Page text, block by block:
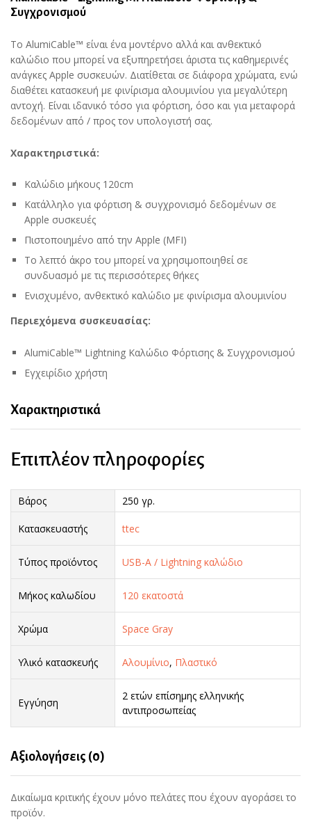
Συγχρονισμού
Το AlumiCable™ είναι ένα μοντέρνο αλλά και ανθεκτικό
καλώδιο που μπορεί να εξυπηρετήσει άριστα τις καθημερινές
ανάγκες Apple συσκευών. Διατίθεται σε διάφορα χρώματα, ενώ
διαθέτει κατασκευή με φινίρισμα αλουμινίου για μεγαλύτερη
αντοχή. Είναι ιδανικό τόσο για φόρτιση, όσο και για μεταφορά
δεδομένων από / προς τον υπολογιστή σας.
Χαρακτηριστικά:
Καλώδιο μήκους 120cm
Κατάλληλο για φόρτιση & συγχρονισμό δεδομένων σε
Apple συσκευές
Πιστοποιημένο από την Apple (MFI)
Το λεπτό άκρο του μπορεί να χρησιμοποιηθεί σε
συνδυασμό με τις περισσότερες θήκες
Ενισχυμένο, ανθεκτικό καλώδιο με φινίρισμα αλουμινίου
Περιεχόμενα συσκευασίας:
AlumiCable™ Lightning Καλώδιο Φόρτισης & Συγχρονισμού
Εγχειρίδιο χρήστη
Χαρακτηριστικά
Επιπλέον πληροφορίες
Βάρος 250 γρ.
Κατασκευαστής ttec
Τύπος προϊόντος USB-A / Lightning καλώδιο
Μήκος καλωδίου 120 εκατοστά
Χρώμα Space Gray
Υλικό κατασκευής Αλουμίνιο, Πλαστικό
Εγγύηση
2 ετών επίσημης ελληνικής
αντιπροσωπείας
Αξιολογήσεις (0)
Δικαίωμα κριτικής έχουν μόνο πελάτες που έχουν αγοράσει το
προϊόν.